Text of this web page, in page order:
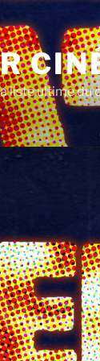
liste ultime du